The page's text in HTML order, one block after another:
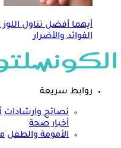
أيهما أفضل تناول
الفوائد والأضرار
روابط سريعة
نصائح وارشادات
أخبار صحة
الأمومة والطفل